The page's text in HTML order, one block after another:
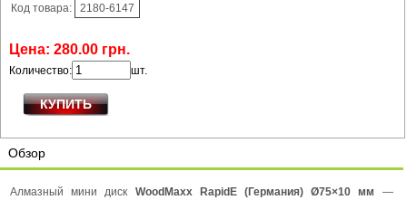
Код товара: 2180-6147
Цена: 280.00 грн.
Количество: шт.
Обзор
Алмазный мини диск WoodMaxx RapidE (Германия) Ø75×10 мм —